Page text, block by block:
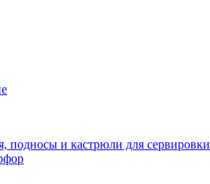
подносы и кастрюли для сервировки